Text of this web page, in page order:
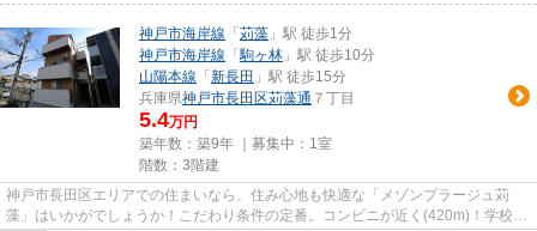
神戸市海岸線 「 苅藻 」駅 徒歩1分
神戸市海岸線 「駒ヶ林 」駅 徒歩10分
山陽本線 「 新長田 」駅 徒歩15分
兵庫県神戸市長田区苅藻通 ７丁目
5.4万円
築年数：築9年 ｜募集中： 1室
階数：3階建
神戸市長田区エリアでの住まいなら、住み心地も快適な「メゾンプラージュ苅
藻」はいかがでしょうか！こだわり条件の定番。コンビニが近く(420m)！学校へ